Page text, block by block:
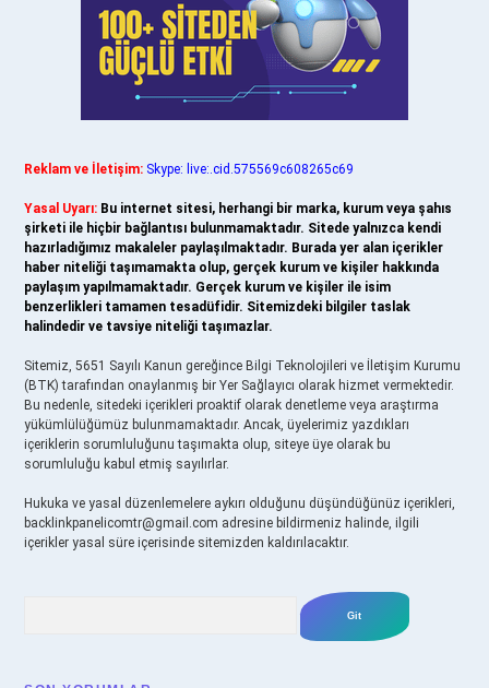
Reklam ve İletişim: Skype: live:.cid.575569c608265c69
Yasal Uyarı: Bu internet sitesi, herhangi bir marka, kurum veya şahıs
şirketi ile hiçbir bağlantısı bulunmamaktadır. Sitede yalnızca kendi
hazırladığımız makaleler paylaşılmaktadır. Burada yer alan içerikler
haber niteliği taşımamakta olup, gerçek kurum ve kişiler hakkında
paylaşım yapılmamaktadır. Gerçek kurum ve kişiler ile isim
benzerlikleri tamamen tesadüfidir. Sitemizdeki bilgiler taslak
halindedir ve tavsiye niteliği taşımazlar.
Sitemiz, 5651 Sayılı Kanun gereğince Bilgi Teknolojileri ve İletişim Kurumu
(BTK) tarafından onaylanmış bir Yer Sağlayıcı olarak hizmet vermektedir.
Bu nedenle, sitedeki içerikleri proaktif olarak denetleme veya araştırma
yükümlülüğümüz bulunmamaktadır. Ancak, üyelerimiz yazdıkları
içeriklerin sorumluluğunu taşımakta olup, siteye üye olarak bu
sorumluluğu kabul etmiş sayılırlar.
Hukuka ve yasal düzenlemelere aykırı olduğunu düşündüğünüz içerikleri,
backlinkpanelicomtr@gmail.com adresine bildirmeniz halinde, ilgili
içerikler yasal süre içerisinde sitemizden kaldırılacaktır.